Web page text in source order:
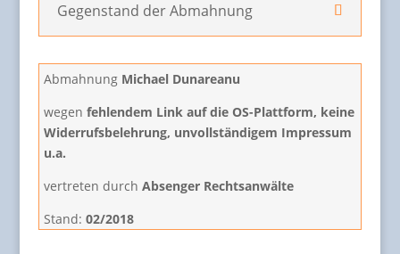
Gegenstand der Abmahnung
Abmahnung Michael Dunareanu
wegen fehlendem Link auf die OS-Plattform, keine
Widerrufsbelehrung, unvollständigem Impressum
u.a.
vertreten durch Absenger Rechtsanwälte
Stand: 02/2018